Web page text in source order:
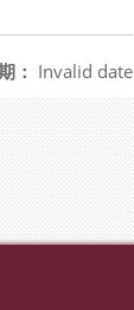
： Invalid date